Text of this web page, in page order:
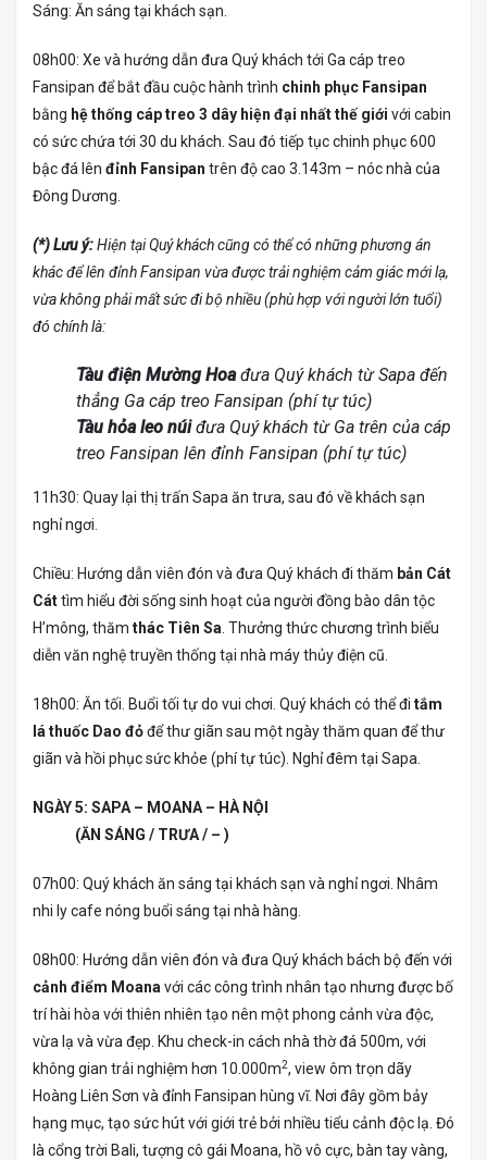
Sáng: Ăn sáng tại khách sạn.
08h00: Xe và hướng dẫn đưa Quý khách tới Ga cáp treo
Fansipan để bắt đầu cuộc hành trình chinh phục Fansipan
bằng hệ thống cáp treo 3 dây hiện đại nhất thế giới với cabin
có sức chứa tới 30 du khách. Sau đó tiếp tục chinh phục 600
bậc đá lên đỉnh Fansipan trên độ cao 3.143m – nóc nhà của
Đông Dương.
(*) Lưu ý:Hiện tại Quý khách cũng có thể có những phương án
khác để lên đỉnh Fansipan vừa được trải nghiệm cảm giác mới lạ,
vừa không phải mất sức đi bộ nhiều (phù hợp với người lớn tuổi)
đó chính là:
Tàu điện Mường Hoađưa Quý khách từ Sapa đến
thẳng Ga cáp treo Fansipan (phí tự túc)
Tàu hỏa leo núiđưa Quý khách từ Ga trên của cáp
treo Fansipan lên đỉnh Fansipan (phí tự túc)
11h30: Quay lại thị trấn Sapa ăn trưa, sau đó về khách sạn
nghỉ ngơi.
Chiều: Hướng dẫn viên đón và đưa Quý khách đi thăm bản Cát
Cáttìm hiểu đời sống sinh hoạt của người đồng bào dân tộc
H’mông, thăm thác Tiên Sa . Thưởng thức chương trình biểu
diễn văn nghệ truyền thống tại nhà máy thủy điện cũ.
18h00: Ăn tối. Buổi tối tự do vui chơi. Quý khách có thể đi tắm
lá thuốc Dao đỏđể thư giãn sau một ngày thăm quan để thư
giãn và hồi phục sức khỏe (phí tự túc). Nghỉ đêm tại Sapa.
NGÀY 5: SAPA – MOANA – HÀ NỘI
(ĂN SÁNG / TRƯA / – )
07h00: Quý khách ăn sáng tại khách sạn và nghỉ ngơi. Nhâm
nhi ly cafe nóng buổi sáng tại nhà hàng.
08h00: Hướng dẫn viên đón và đưa Quý khách bách bộ đến với
cảnh điểm Moana với các công trình nhân tạo nhưng được bố
trí hài hòa với thiên nhiên tạo nên một phong cảnh vừa độc,
vừa lạ và vừa đẹp. Khu check-in cách nhà thờ đá 500m, với
không gian trải nghiệm hơn 10.000m2, view ôm trọn dãy
Hoàng Liên Sơn và đỉnh Fansipan hùng vĩ. Nơi đây gồm bảy
hạng mục, tạo sức hút với giới trẻ bởi nhiều tiểu cảnh độc lạ. Đó
là cổng trời Bali, tượng cô gái Moana, hồ vô cực, bàn tay vàng,